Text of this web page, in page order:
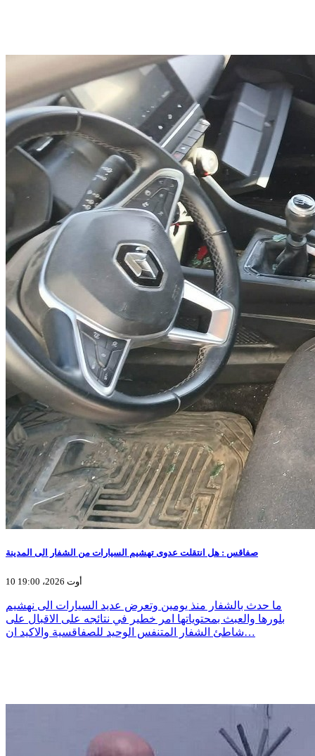
صفاقس : هل انتقلت عدوى تهشيم السيارات من الشفار الى المدينة
10 أوت 2026، 19:00
ما حدث بالشفار منذ يومين وتعرض عديد السيارات الى نهشيم
بلورها والعبث بمحتوياتها امر خطير في نتائجه على الاقبال على
شاطئ الشفار المتنفس الوحيد للصفاقسية والاكيد ان…